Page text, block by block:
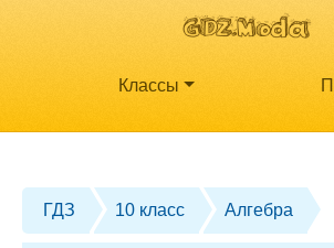
Классы
ГДЗ 10 класс Алгебра